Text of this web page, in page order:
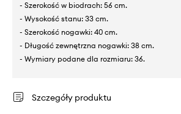
- Szerokość w biodrach: 56 cm.
- Wysokość stanu: 33 cm.
- Szerokość nogawki: 40 cm.
- Długość zewnętrzna nogawki: 38 cm.
- Wymiary podane dla rozmiaru: 36.
Szczegóły produktu